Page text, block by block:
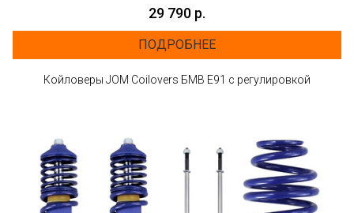
29 790 р.
ПОДРОБНЕЕ
Койловеры JOM Coilovers БМВ E91 с регулировкой